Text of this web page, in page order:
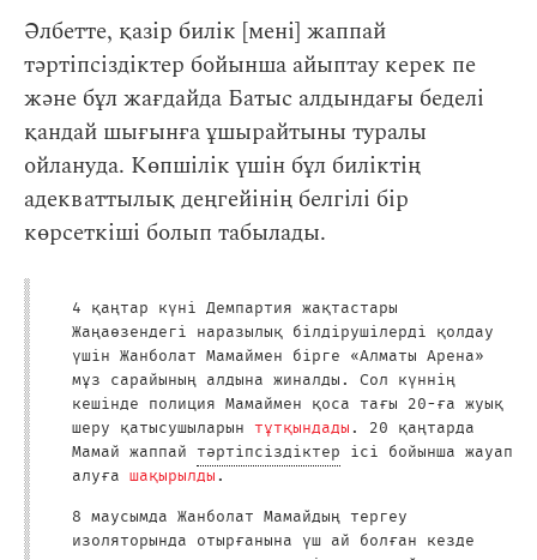
Әлбетте, қазір билік [мені] жаппай
тәртіпсіздіктер бойынша айыптау керек пе
және бұл жағдайда Батыс алдындағы беделі
қандай шығынға ұшырайтыны туралы
ойлануда. Көпшілік үшін бұл биліктің
адекваттылық деңгейінің белгілі бір
көрсеткіші болып табылады.
4 қаңтар күні Демпартия жақтастары
Жаңаөзендегі наразылық білдірушілерді қолдау
үшін Жанболат Мамаймен бірге «Алматы Арена»
мұз сарайының алдына жиналды. Сол күннің
кешінде полиция Мамаймен қоса тағы 20-ға жуық
шеру қатысушыларын тұтқындады. 20 қаңтарда
Мамай жаппай тәртіпсіздіктер ісі бойынша жауап
алуға шақырылды.
8 маусымда Жанболат Мамайдың тергеу
изоляторында отырғанына үш ай болған кезде